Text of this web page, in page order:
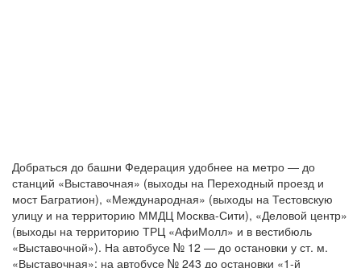
Добраться до башни Федерация удобнее на метро — до
станций «Выставочная» (выходы на Переходный проезд и
мост Багратион), «Международная» (выходы на Тестовскую
улицу и на территорию ММДЦ Москва-Сити), «Деловой центр»
(выходы на территорию ТРЦ «АфиМолл» и в вестибюль
«Выставочной»). На автобусе № 12 — до остановки у ст. м.
«Выставочная»; на автобусе № 243 до остановки «1-й